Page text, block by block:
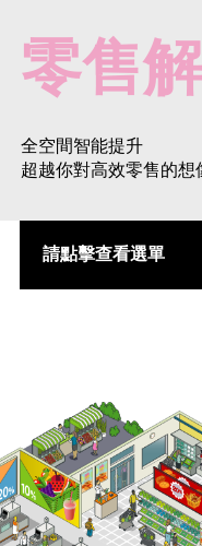
零售
全空間智能提升
超越你對高效零售的想
請點擊查看選單